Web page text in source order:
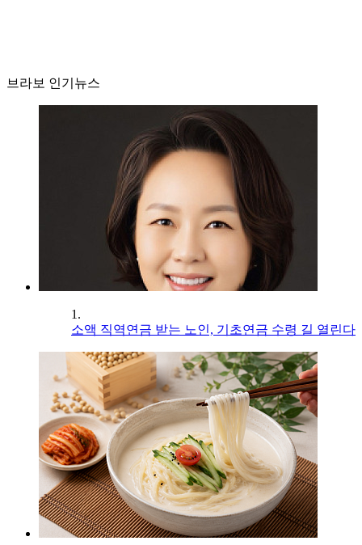
브라보 인기뉴스
1.
소액 직역연금 받는 노인, 기초연금 수령 길 열린다